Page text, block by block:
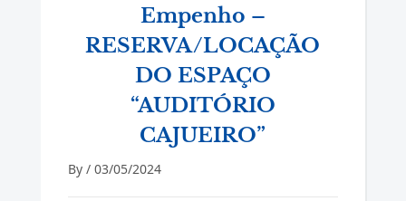
Empenho –
RESERVA/LOCAÇÃO
DO ESPAÇO
“AUDITÓRIO
CAJUEIRO”
By / 03/05/2024